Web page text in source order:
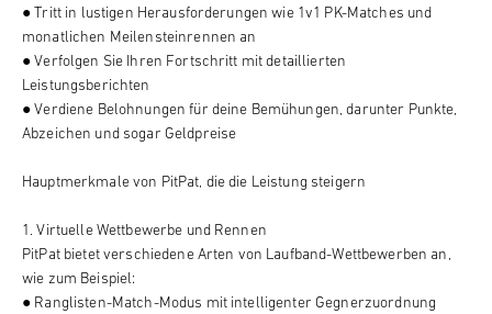
● Tritt in lustigen Herausforderungen wie 1v1 PK-Matches und
monatlichen Meilensteinrennen an
● Verfolgen Sie Ihren Fortschritt mit detaillierten
Leistungsberichten
● Verdiene Belohnungen für deine Bemühungen, darunter Punkte,
Abzeichen und sogar Geldpreise
Hauptmerkmale von PitPat, die die Leistung steigern
1. Virtuelle Wettbewerbe und Rennen
PitPat bietet verschiedene Arten von Laufband-Wettbewerben an,
wie zum Beispiel:
● Ranglisten-Match-Modus mit intelligenter Gegnerzuordnung